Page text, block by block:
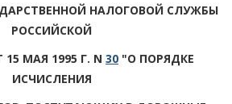
НАЛОГОВОЙ СЛУЖБЫ
РОССИЙСКОЙ
МАЯ 1995 Г. N 30 "О ПОРЯДКЕ
ИСЧИСЛЕНИЯ